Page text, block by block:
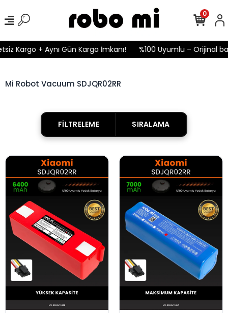
Kargo + Aynı Gün Kargo İmkanı! %100 Uyumlu – Orijinal
0
Mi Robot Vacuum SDJQR02RR
FILTRELEME SIRALAMA